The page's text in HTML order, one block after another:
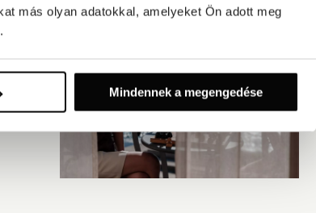
más olyan adatokkal, amelyeket Ön adott meg
Mindennek a megengedése